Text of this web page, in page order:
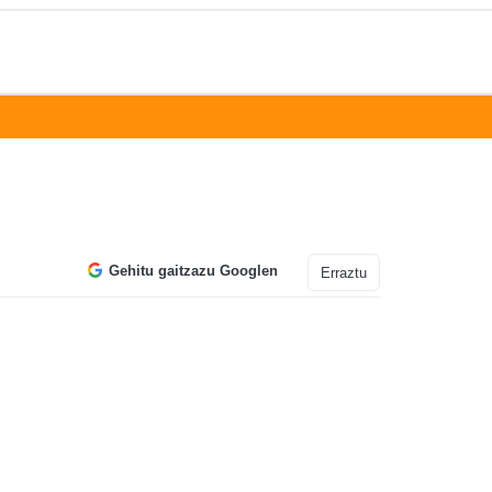
Gehitu gaitzazu Googlen Erraztu